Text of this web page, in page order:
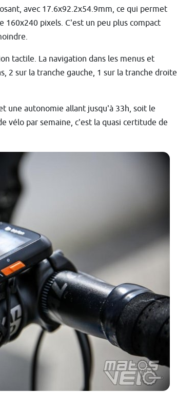
avec 17.6x92.2x54.9mm, ce qui permet
160x240 pixels. C'est un peu plus compact
tactile. La navigation dans les menus et
2 sur la tranche gauche, 1 sur la tranche droite
une autonomie allant jusqu'à 33h, soit le
vélo par semaine, c'est la quasi certitude de